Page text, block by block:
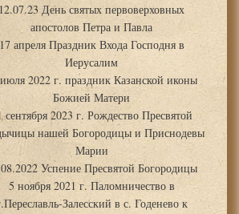
12.07.23 День святых первоверховных
апостолов Петра и Павла
17 апреля Праздник Входа Господня в
Иерусалим
2022 г. праздник Казанской иконы
Божией Матери
сентября 2023 г. Рождество Пресвятой
нашей Богородицы и Приснодевы
Марии
Успение Пресвятой Богородицы
5 ноября 2021 г. Паломничество в
Залесский в с. Годенево к